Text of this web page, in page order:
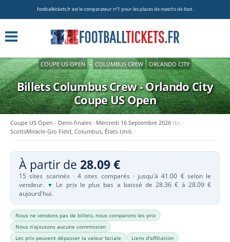
footballtickets.fr est le comparateur nº1 pour les places de matchs de foot.
COUPE US OPEN » COLUMBUS CREW ORLANDO CITY
Billets Columbus Crew - Orlando City
Coupe US Open
Coupe US Open - Demi-finales Mercredi 16 Septembre 2026 tbc
ScottsMiracle-Gro Field, Columbus, États-Unis
À partir de 28.09 €
15 sites scannés · 4 sites comparés · jusqu'à 41.00 € selon le
vendeur.
▼
Le prix le plus bas a baissé de 28.36 € à 28.09 €
aujourd'hui.
Nous ne vendons pas de billets, nous comparons les prix
Nous n'ajoutons aucune commission
Les prix peuvent dépasser la valeur faciale
Liens d'affiliation